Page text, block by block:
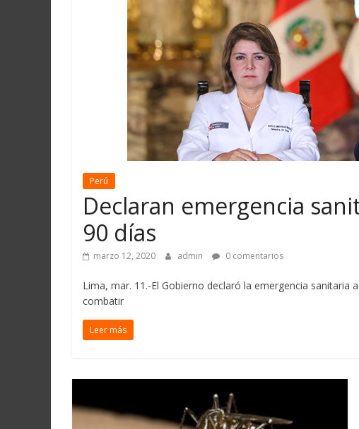
Perú
Declaran emergencia
90 días
marzo 12, 2020 admin 0 comentarios
Lima, mar. 11.-El Gobierno declaró la emergencia sanitaria
combatir
Leer más